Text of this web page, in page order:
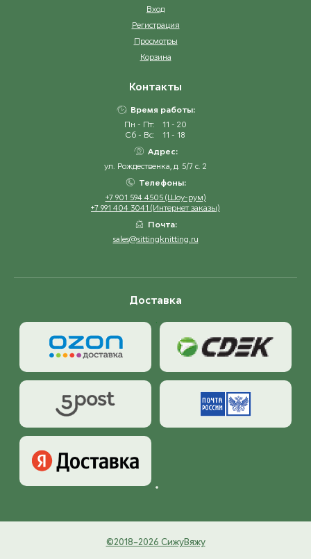
Вход
Регистрация
Просмотры
Корзина
Контакты
Время работы:
Пн - Пт:
11 - 20
Сб - Вс:
11 - 18
Адрес:
ул. Рождественка, д. 5/7 с. 2
Телефоны:
+7 901 594 4505 (Шоу-рум)
+7 991 404 3041 (Интернет заказы)
Почта:
sales@sittingknitting.ru
Доставка
©2018–2026 СижуВяжу